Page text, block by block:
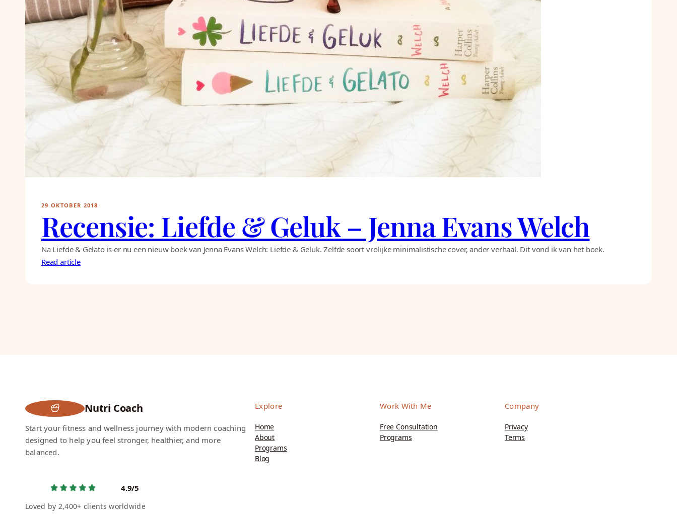
29 OKTOBER 2018
Recensie: Liefde & Geluk – Jenna Evans Welch
Na Liefde & Gelato is er nu een nieuw boek van Jenna Evans Welch: Liefde & Geluk. Zelfde soort vrolijke minimalistische cover, ander verhaal. Dit vond ik van het boek.
Read article
Nutri Coach
Start your fitness and wellness journey with modern coaching
designed to help you feel stronger, healthier, and more
balanced.
4.9/5
Loved by 2,400+ clients worldwide
Explore
Home
About
Programs
Blog
Work With Me
Free Consultation
Programs
Company
Privacy
Terms